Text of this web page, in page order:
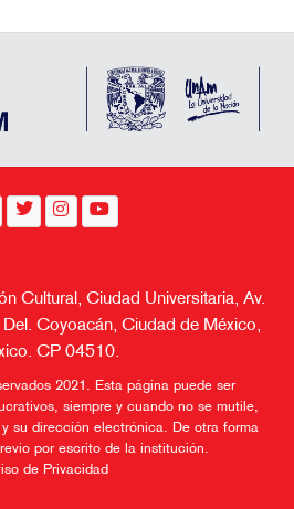
Cultural, Ciudad Universitaria, Av.
Coyoacán, Ciudad de México,
CP 04510.
2021. Esta página puede ser
siempre y cuando no se mutile,
su dirección electrónica. De otra forma
por escrito de la institución.
de Privacidad